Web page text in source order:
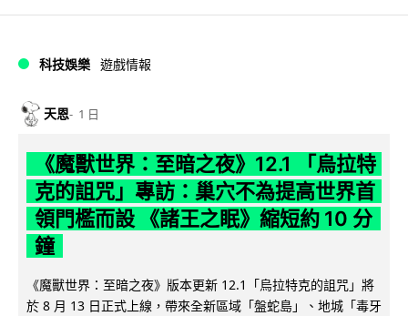
科技娛樂 遊戲情報
天恩 1 日
《魔獸世界：至暗之夜》12.1 「烏拉特
克的詛咒」專訪：巢穴不為提高世界首
領門檻而設 《諸王之眠》縮短約 10 分
鐘
《魔獸世界：至暗之夜》版本更新 12.1「烏拉特克的詛咒」將
於 8 月 13 日正式上線，帶來全新區域「盤蛇島」、地城「毒牙